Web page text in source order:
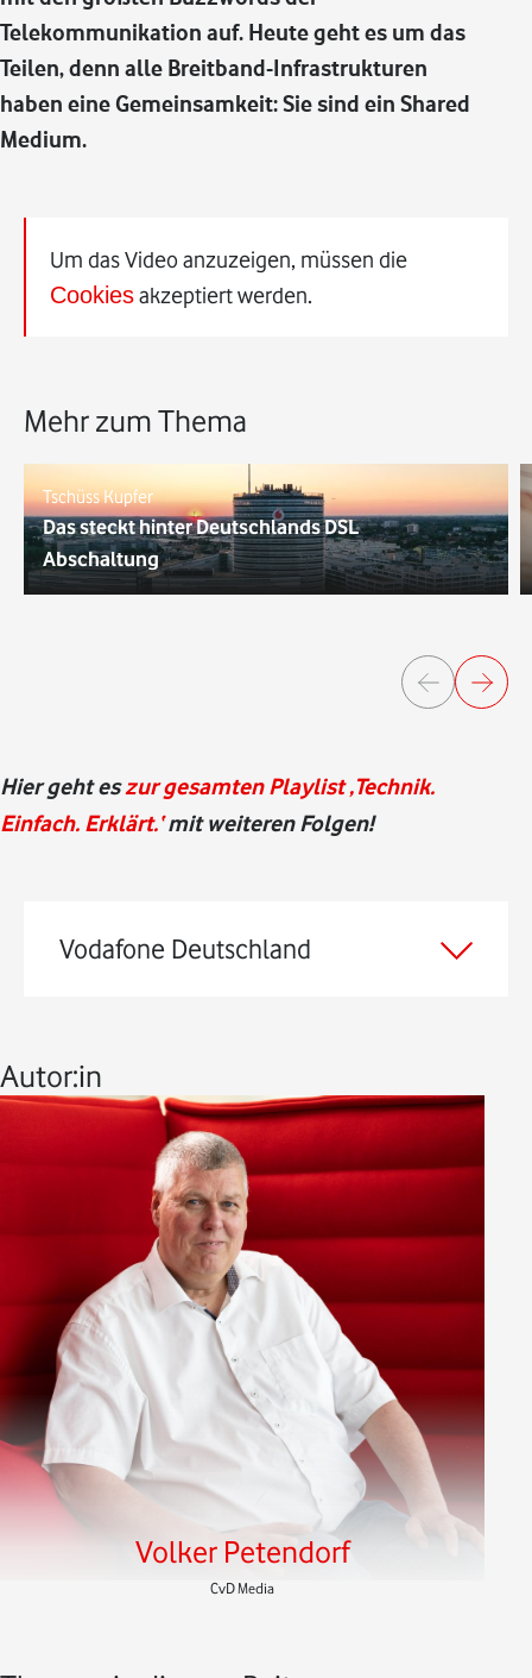
Telekommunikation auf. Heute geht es um das
Teilen, denn alle Breitband-Infrastrukturen
haben eine Gemeinsamkeit: Sie sind ein Shared
Medium.
Um das Video anzuzeigen, müssen die
Cookiesakzeptiert werden.
Mehr zum Thema
Tschüss Kupfer
Das steckt hinter Deutschlands DSL
Abschaltung
Hier geht eszur gesamten Playlist ‚Technik.
Einfach. Erklärt.‘mit weiteren Folgen!
Vodafone Deutschland
Autor:in
Volker Petendorf
CvD Media